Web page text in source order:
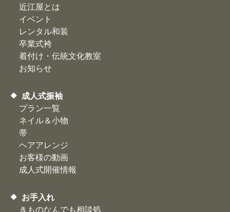
近江屋とは
イベント
レンタル和装
卒業式袴
着付け・伝統文化教室
お知らせ
成人式振袖
プラン一覧
ネイル＆小物
帯
ヘアアレンジ
お客様の動画
​成人式開催情報
お手入れ
きものなんでも相談処